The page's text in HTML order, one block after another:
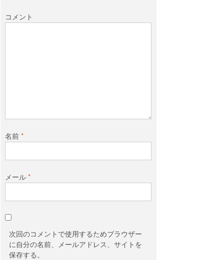
コメント
名前*
メール*
次回のコメントで使用するためブラウザー
に自分の名前、メールアドレス、サイトを
保存する。